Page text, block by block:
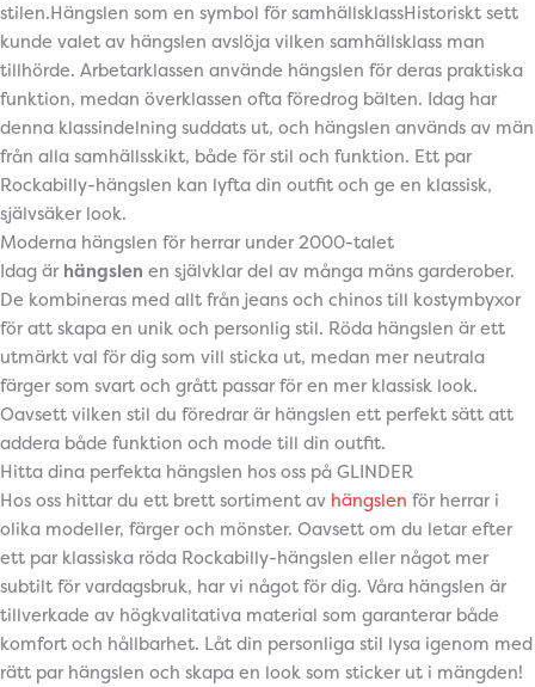
stilen.Hängslen som en symbol för samhällsklassHistoriskt sett
kunde valet av hängslen avslöja vilken samhällsklass man
tillhörde. Arbetarklassen använde hängslen för deras praktiska
funktion, medan överklassen ofta föredrog bälten. Idag har
denna klassindelning suddats ut, och hängslen används av män
från alla samhällsskikt, både för stil och funktion. Ett par
Rockabilly-hängslen kan lyfta din outfit och ge en klassisk,
självsäker look.
Moderna hängslen för herrar under 2000-talet
Idag är hängslen en självklar del av många mäns garderober.
De kombineras med allt från jeans och chinos till kostymbyxor
för att skapa en unik och personlig stil. Röda hängslen är ett
utmärkt val för dig som vill sticka ut, medan mer neutrala
färger som svart och grått passar för en mer klassisk look.
Oavsett vilken stil du föredrar är hängslen ett perfekt sätt att
addera både funktion och mode till din outfit.
Hitta dina perfekta hängslen hos oss på GLINDER
Hos oss hittar du ett brett sortiment av hängslen för herrar i
olika modeller, färger och mönster. Oavsett om du letar efter
ett par klassiska röda Rockabilly-hängslen eller något mer
subtilt för vardagsbruk, har vi något för dig. Våra hängslen är
tillverkade av högkvalitativa material som garanterar både
komfort och hållbarhet. Låt din personliga stil lysa igenom med
rätt par hängslen och skapa en look som sticker ut i mängden!